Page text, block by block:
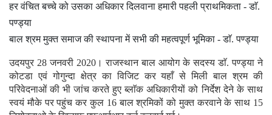
हर वंचित बच्चे को उसका अधिकार दिलवाना हमारी पहली प्राथमिकता - डाॅ.
पण्ड्या
बाल श्रम मुक्त समाज की स्थापना में सभी की महत्वपूर्ण भूमिका - डाॅ. पण्ड्या
उदयपुर 28 जनवरी 2020। राजस्थान बाल आयोग के सदस्य डाॅ. पण्ड्या ने
कोटडा एवं गोगुन्दा क्षेत्र का विजिट कर यहाँ से मिली बाल श्रम की
परिवेदनाओं की भी जांच करते हुए ब्लाॅक अधिकारीयों को निर्देश देने के साथ
स्वयं मौके पर पहुंच कर कुल 16 बाल श्रमिकों को मुक्त करवाने के साथ 15